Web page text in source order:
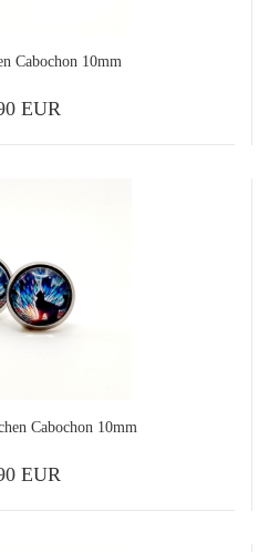
Cabochon 10mm
EUR
Cabochon 10mm
EUR